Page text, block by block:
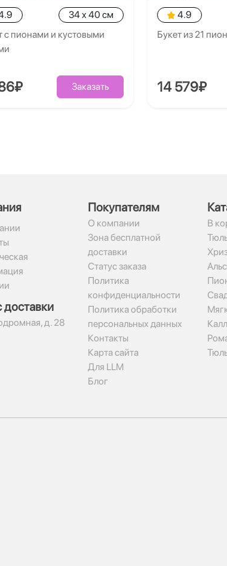
34 x 40 см
с пионами и кустовыми
Заказать
4.9
Букет из 21
14 579₽
доставки
д. 28
Покупателям
О компании
Зона бесплатной
доставки
Статус заказа
Политика
конфиденциальности
Политика обработки
персональных данных
Контакты
Карта сайта
Для LLM
Блог
В